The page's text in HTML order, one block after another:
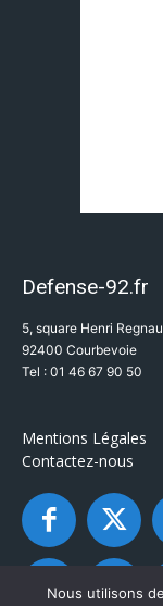
Defense-92.fr
5, square Henri
92400 Courbevoie
Tel : 01 46 67 90 50
Mentions Légales
Contactez-nous
Nous utilisons